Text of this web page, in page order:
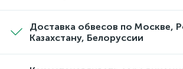
Доставка обвесов по Москве,
Казахстану, Белоруссии